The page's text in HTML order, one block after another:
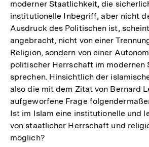
moderner Staatlichkeit, die
institutionelle Inbegriff, aber nicht
Ausdruck des Politischen ist,
angebracht, nicht von einer
Religion, sondern von einer
politischer Herrschaft im modernen
sprechen. Hinsichtlich der
also die mit dem Zitat von Bernard
aufgeworfene Frage
Ist im Islam eine institutionelle und
von staatlicher Herrschaft und
möglich?